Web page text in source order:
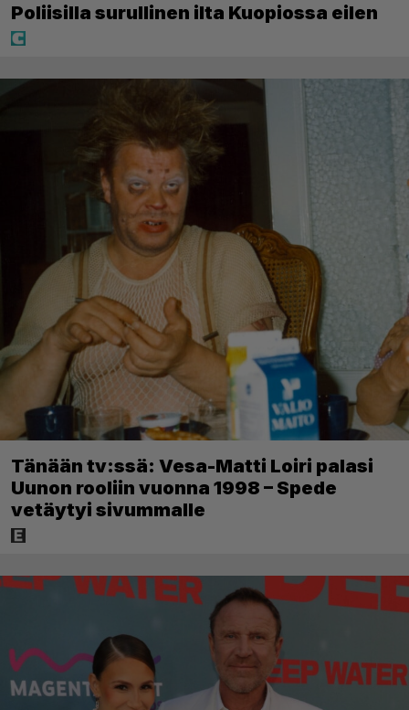
Poliisilla surullinen ilta Kuopiossa eilen
Tänään tv:ssä: Vesa-Matti Loiri palasi
Uunon rooliin vuonna 1998 – Spede
vetäytyi sivummalle